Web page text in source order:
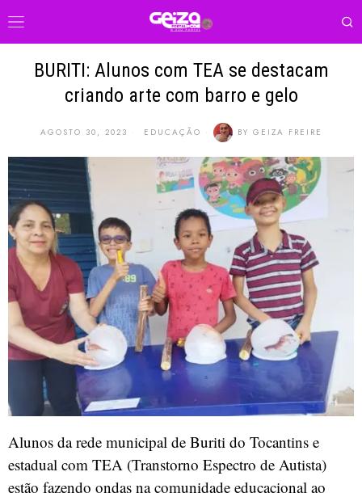
BURITI: Alunos com TEA se destacam
criando arte com barro e gelo
AGOSTO 30, 2023 EDUCAÇÃO BY GEIZA FREIRE
Alunos da rede municipal de Buriti do Tocantins e
estadual com TEA (Transtorno Espectro de Autista)
estão fazendo ondas na comunidade educacional ao